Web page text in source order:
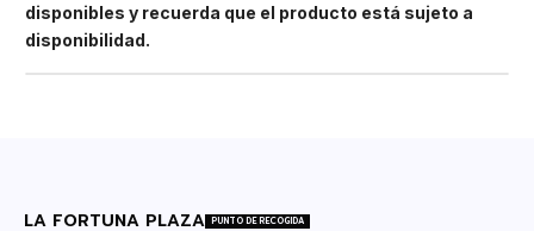
disponibles y recuerda que el producto está sujeto a
disponibilidad.
LA FORTUNA PLAZA PUNTO DE RECOGIDA